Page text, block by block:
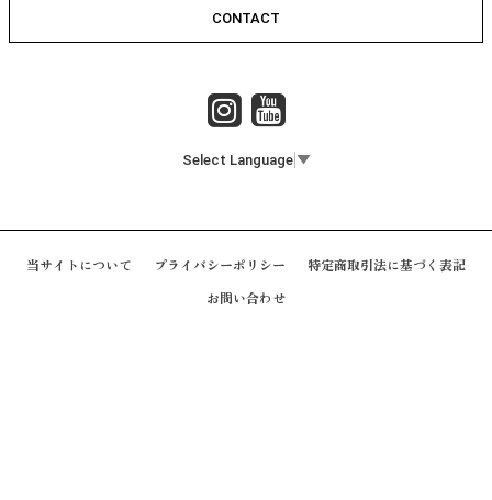
CONTACT
Select Language ▼
当サイトについて プライバシーポリシー 特定商取引法に基づく表記
お問い合わせ